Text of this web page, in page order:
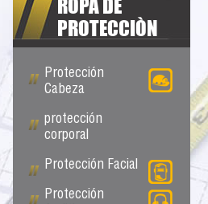
PROTECCIÒN
Protección
Cabeza
protección
corporal
Protección Facial
Protección